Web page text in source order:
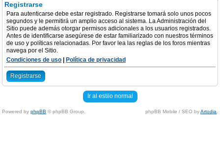
Registrarse
Para autenticarse debe estar registrado. Registrarse tomará solo unos pocos
segundos y le permitirá un amplio acceso al sistema. La Administración del
Sitio puede además otorgar permisos adicionales a los usuarios registrados.
Antes de identificarse asegúrese de estar familiarizado con nuestros términos
de uso y políticas relacionadas. Por favor lea las reglas de los foros mientras
navega por el Sitio.
Condiciones de uso
Política de privacidad
Registrarse
Ir al estilo normal
Powered by phpBB © phpBB Group. phpBB Mobile / SEO byArtodia